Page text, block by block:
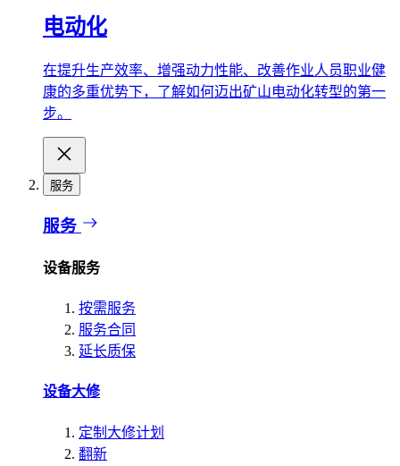
电动化
在提升生产效率、增强动力性能、改善作业人员职业健
康的多重优势下，了解如何迈出矿山电动化转型的第一
步。
服务
服务
设备服务
按需服务
服务合同
延长质保
设备大修
定制大修计划
翻新